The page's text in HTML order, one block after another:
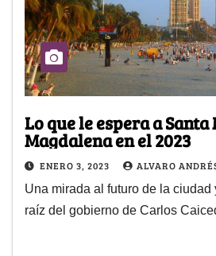
Lo que le espera a
Magdalena en el 2023
ENERO 3, 2023 ALVARO
Una mirada al futuro de la ciudad
raíz del gobierno de Carlos